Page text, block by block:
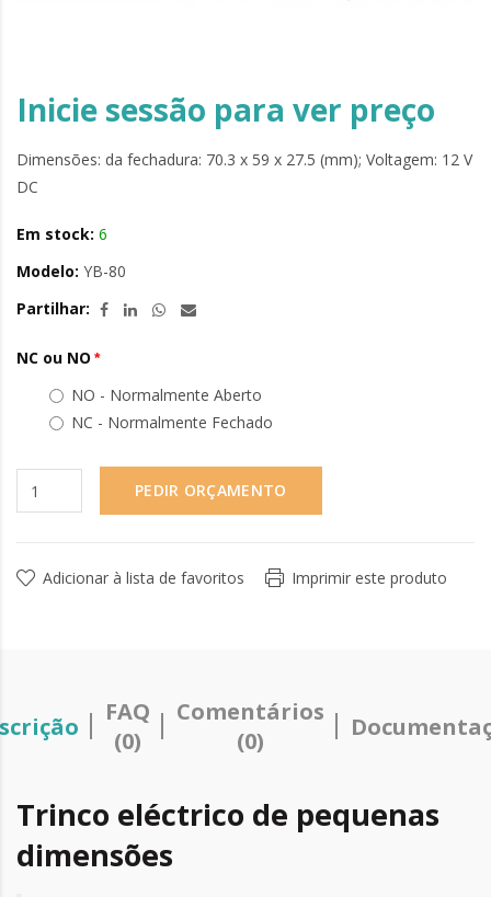
Inicie sessão para ver preço
Dimensões: da fechadura: 70.3 x 59 x 27.5 (mm); Voltagem: 12 V
DC
Em stock: 6
Modelo: YB-80
Partilhar:
NC ou NO
NO - Normalmente Aberto
NC - Normalmente Fechado
PEDIR ORÇAMENTO
Adicionar à lista de favoritos Imprimir este produto
FAQ
(0)
Comentários
(0)
Trinco eléctrico de pequenas
dimensões